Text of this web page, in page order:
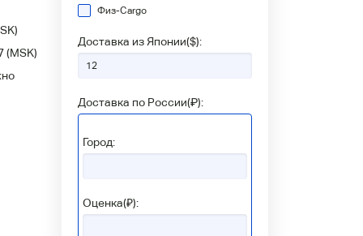
(MSK)
Физ-Сargo
Доставка из Японии($):
Доставка по России(₽):
Город:
Оценка(₽):